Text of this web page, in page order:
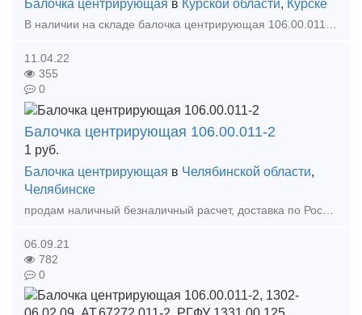
Балочка центрирующая в Курской области, Курске
В наличии на складе балочка центрирующая 106.00.011-2, подвеска маятниковая 106.00.012-0, клин тягового хомута 106, клин фрикционный Ханина. Новые 2017-2018г. Документы качества от производите
11.04.22
355
0
Балочка центрирующая 106.00.011-2
1 руб.
Балочка центрирующая в Челябинской области,
Челябинске
продам наличный безналичный расчет, доставка по России и Казахстану, Тел 89124739424
06.09.21
782
0